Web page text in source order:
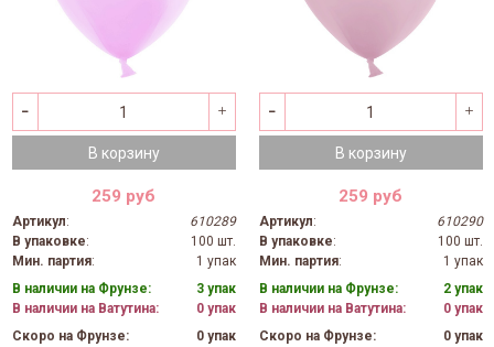
В корзину
259 руб
Артикул:
610289
В упаковке:
100 шт.
Мин. партия:
1 упак
В наличии на Фрунзе:
3 упак
В наличии на Ватутина:
0 упак
Скоро на Фрунзе:
0 упак
В корзину
259 руб
Артикул:
610290
В упаковке:
100 шт.
Мин. партия:
1 упак
В наличии на Фрунзе:
2 упак
В наличии на Ватутина:
0 упак
Скоро на Фрунзе:
0 упак